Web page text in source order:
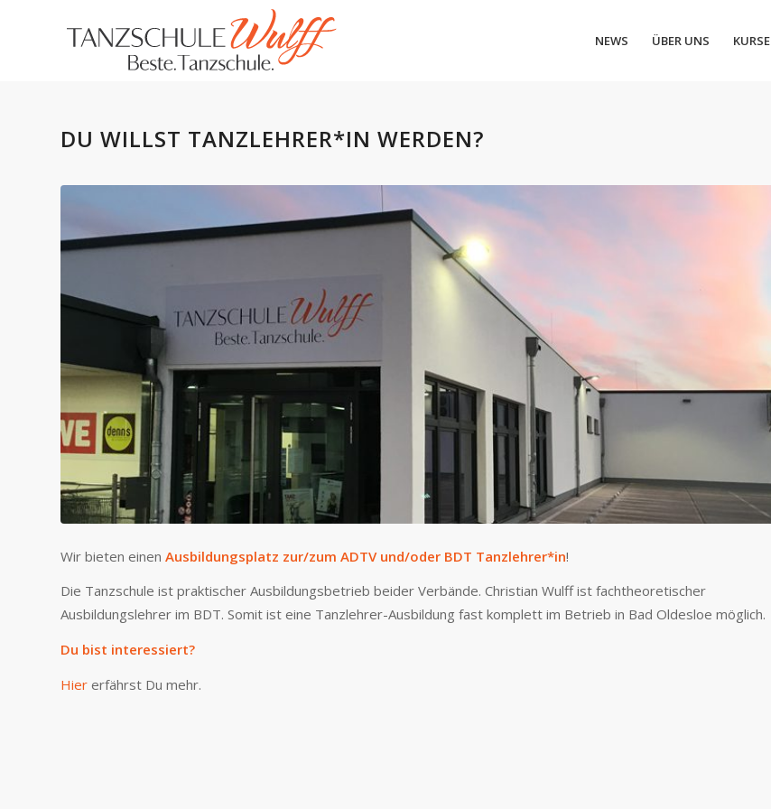
NEWS ÜBER UNS KURSE
DU WILLST TANZLEHRER*IN WERDEN?
Wir bieten einen Ausbildungsplatz zur/zum ADTV und/oder BDT Tanzlehrer*in!
Die Tanzschule ist praktischer Ausbildungsbetrieb beider Verbände. Christian Wulff ist fachtheoretischer
Ausbildungslehrer im BDT. Somit ist eine Tanzlehrer-Ausbildung fast komplett im Betrieb in Bad Oldesloe möglich.
Du bist interessiert?
Hier erfährst Du mehr.